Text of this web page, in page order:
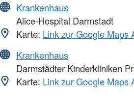
Krankenhaus
Alice-Hospital Darmstadt
Karte: Link zur Google Maps
Krankenhaus
Darmstädter Kinderkliniken
Karte: Link zur Google Maps